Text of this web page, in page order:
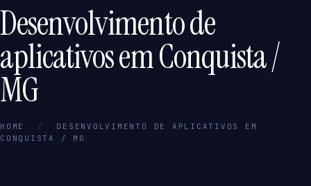
Desenvolvimento de
aplicativos em Conquista /
MG
HOME /
DESENVOLVIMENTO DE APLICATIVOS EM
CONQUISTA / MG